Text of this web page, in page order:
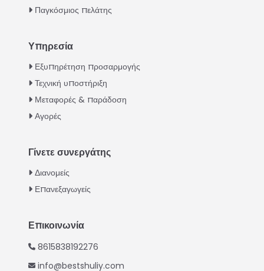
Παγκόσμιος πελάτης
Υπηρεσία
Εξυπηρέτηση προσαρμογής
Τεχνική υποστήριξη
Μεταφορές & παράδοση
Αγορές
Γίνετε συνεργάτης
Διανομείς
Επανεξαγωγείς
Επικοινωνία
8615838192276
info@bestshuliy.com